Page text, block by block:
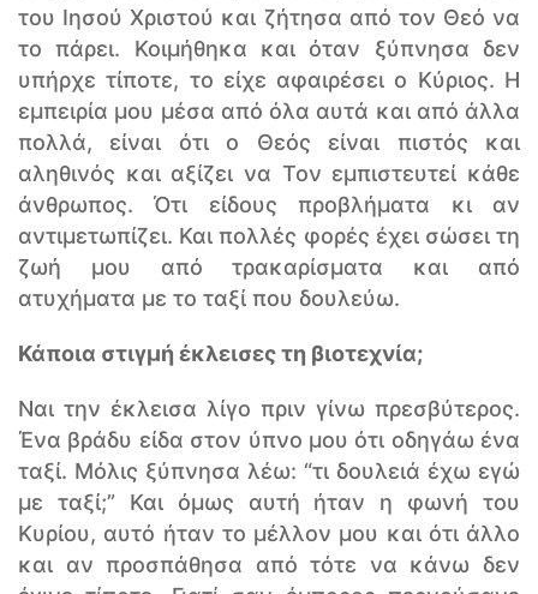
του Ιησού Χριστού και ζήτησα από τον Θεό να
το πάρει. Κοιμήθηκα και όταν ξύπνησα δεν
υπήρχε τίποτε, το είχε αφαιρέσει ο Κύριος. Η
εμπειρία μου μέσα από όλα αυτά και από άλλα
πολλά, είναι ότι ο Θεός είναι πιστός και
αληθινός και αξίζει να Τον εμπιστευτεί κάθε
άνθρωπος. Ότι είδους προβλήματα κι αν
αντιμετωπίζει. Και πολλές φορές έχει σώσει τη
ζωή μου από τρακαρίσματα και από
ατυχήματα με το ταξί που δουλεύω.
Κάποια στιγμή έκλεισες τη βιοτεχνία;
Ναι την έκλεισα λίγο πριν γίνω πρεσβύτερος.
Ένα βράδυ είδα στον ύπνο μου ότι οδηγάω ένα
ταξί. Μόλις ξύπνησα λέω: “τι δουλειά έχω εγώ
με ταξί;” Και όμως αυτή ήταν η φωνή του
Κυρίου, αυτό ήταν το μέλλον μου και ότι άλλο
και αν προσπάθησα από τότε να κάνω δεν